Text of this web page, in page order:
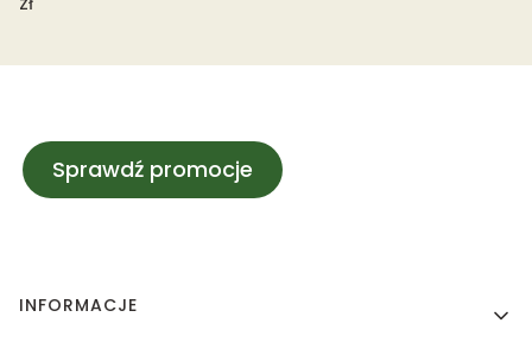
Sprawdź promocje
Linki w stopce
INFORMACJE